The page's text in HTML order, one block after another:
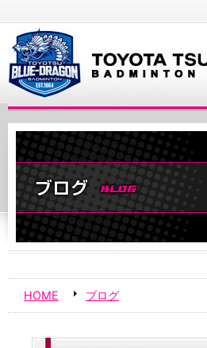
HOME ブログ